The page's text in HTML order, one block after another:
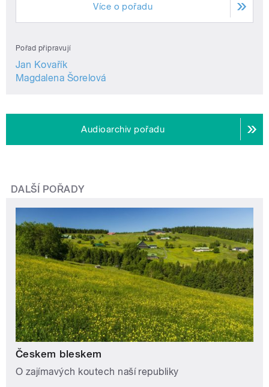
Více o pořadu
Pořad připravují
Jan Kovařík
Magdalena Šorelová
Audioarchiv pořadu
DALŠÍ POŘADY
Českem bleskem
O zajímavých koutech naší republiky